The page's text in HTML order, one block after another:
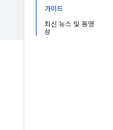
가이드
최신 뉴스 및 동영
상